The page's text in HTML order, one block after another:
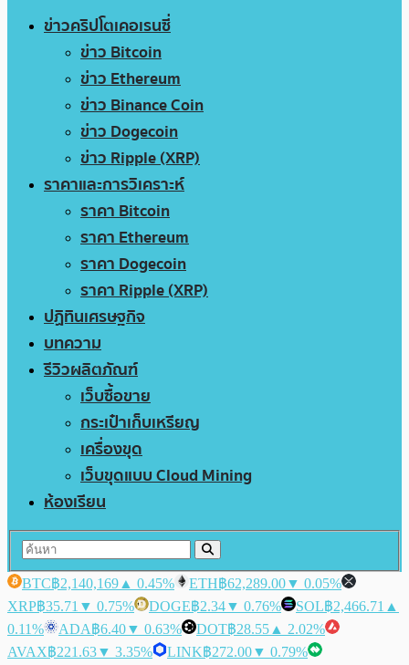
ข่าวคริปโตเคอเรนซี่
ข่าว Bitcoin
ข่าว Ethereum
ข่าว Binance Coin
ข่าว Dogecoin
ข่าว Ripple (XRP)
ราคาและการวิเคราะห์
ราคา Bitcoin
ราคา Ethereum
ราคา Dogecoin
ราคา Ripple (XRP)
ปฏิทินเศรษฐกิจ
บทความ
รีวิวผลิตภัณฑ์
เว็บซื้อขาย
กระเป๋าเก็บเหรียญ
เครื่องขุด
เว็บขุดแบบ Cloud Mining
ห้องเรียน
BTC฿2,140,169 ▲ 0.45% ETH฿62,289.00▼ 0.05%
XRP฿35.71 ▼ 0.75% DOGE฿2.34▼ 0.76% SOL฿2,466.71 ▲
0.11%
ADA฿6.40▼ 0.63% DOT฿28.55 ▲ 2.02%
AVAX฿221.63▼ 3.35% LINK฿272.00▼ 0.79%